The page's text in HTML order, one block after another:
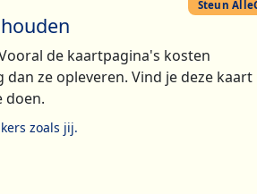
de kaartpagina's kosten
ze opleveren. Vind je deze kaart
doen.
zoals jij.